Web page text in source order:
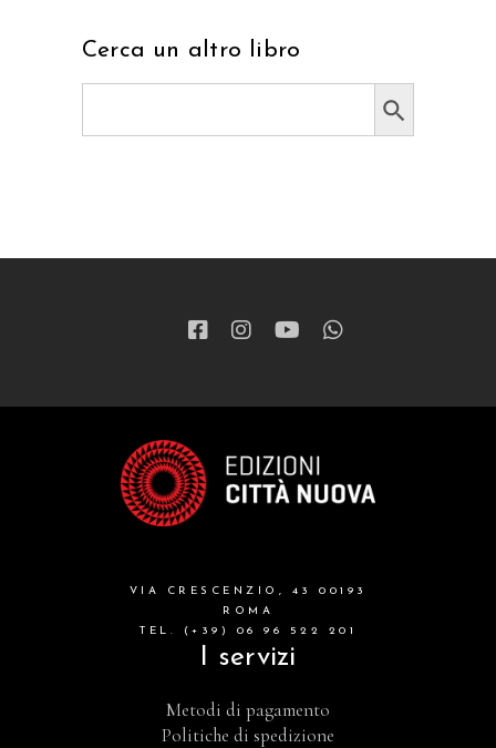
Cerca un altro libro
Search Button
VIA CRESCENZIO, 43 00193
ROMA
TEL. (+39) 06 96 522 201
I servizi
Metodi di pagamento
Politiche di spedizione